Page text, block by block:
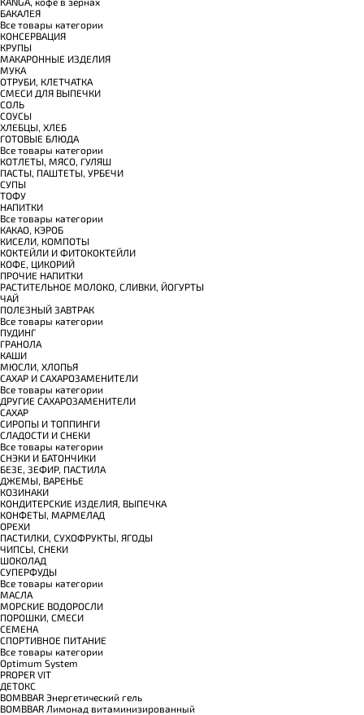
БАКАЛЕЯ
Все товары категории
КОНСЕРВАЦИЯ
КРУПЫ
МАКАРОННЫЕ ИЗДЕЛИЯ
МУКА
ОТРУБИ, КЛЕТЧАТКА
СМЕСИ ДЛЯ ВЫПЕЧКИ
СОЛЬ
СОУСЫ
ХЛЕБЦЫ, ХЛЕБ
ГОТОВЫЕ БЛЮДА
Все товары категории
КОТЛЕТЫ, МЯСО, ГУЛЯШ
ПАСТЫ, ПАШТЕТЫ, УРБЕЧИ
СУПЫ
ТОФУ
НАПИТКИ
Все товары категории
КАКАО, КЭРОБ
КИСЕЛИ, КОМПОТЫ
КОКТЕЙЛИ И ФИТОКОКТЕЙЛИ
КОФЕ, ЦИКОРИЙ
ПРОЧИЕ НАПИТКИ
РАСТИТЕЛЬНОЕ МОЛОКО, СЛИВКИ, ЙОГУРТЫ
ЧАЙ
ПОЛЕЗНЫЙ ЗАВТРАК
Все товары категории
ПУДИНГ
ГРАНОЛА
КАШИ
МЮСЛИ, ХЛОПЬЯ
САХАР И САХАРОЗАМЕНИТЕЛИ
Все товары категории
ДРУГИЕ САХАРОЗАМЕНИТЕЛИ
САХАР
СИРОПЫ И ТОППИНГИ
СЛАДОСТИ И СНЕКИ
Все товары категории
СНЭКИ И БАТОНЧИКИ
БЕЗЕ, ЗЕФИР, ПАСТИЛА
ДЖЕМЫ, ВАРЕНЬЕ
КОЗИНАКИ
КОНДИТЕРСКИЕ ИЗДЕЛИЯ, ВЫПЕЧКА
КОНФЕТЫ, МАРМЕЛАД
ОРЕХИ
ПАСТИЛКИ, СУХОФРУКТЫ, ЯГОДЫ
ЧИПСЫ, СНЕКИ
ШОКОЛАД
СУПЕРФУДЫ
Все товары категории
МАСЛА
МОРСКИЕ ВОДОРОСЛИ
ПОРОШКИ, СМЕСИ
СЕМЕНА
СПОРТИВНОЕ ПИТАНИЕ
Все товары категории
Optimum System
PROPER VIT
ДЕТОКС
BOMBBAR Энергетический гель
BOMBBAR Лимонад витаминизированный